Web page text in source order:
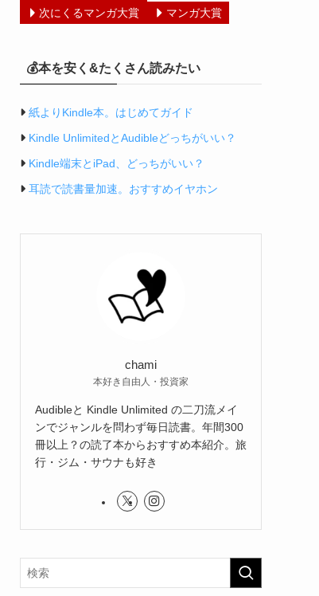
次にくるマンガ大賞
マンガ大賞
💰本を安く&たくさん読みたい
紙よりKindle本。はじめてガイド
Kindle UnlimitedとAudibleどっちがいい？
Kindle端末とiPad、どっちがいい？
耳読で読書量加速。おすすめイヤホン
chami
本好き自由人・投資家
Audibleと Kindle Unlimited の二刀流メイ
ンでジャンルを問わず毎日読書。年間300
冊以上？の読了本からおすすめ本紹介。旅
行・ジム・サウナも好き